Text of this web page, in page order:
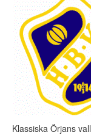
Klassiska Örjans